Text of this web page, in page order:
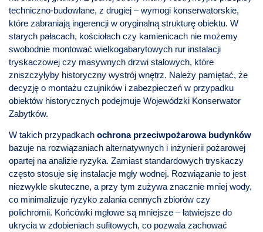
techniczno-budowlane, z drugiej – wymogi konserwatorskie,
które zabraniają ingerencji w oryginalną strukturę obiektu. W
starych pałacach, kościołach czy kamienicach nie możemy
swobodnie montować wielkogabarytowych rur instalacji
tryskaczowej czy masywnych drzwi stalowych, które
zniszczyłyby historyczny wystrój wnętrz. Należy pamiętać, że
decyzję o montażu czujników i zabezpieczeń w przypadku
obiektów historycznych podejmuje Wojewódzki Konserwator
Zabytków.
W takich przypadkach ochrona przeciwpożarowa budynków
bazuje na rozwiązaniach alternatywnych i inżynierii pożarowej
opartej na analizie ryzyka. Zamiast standardowych tryskaczy
często stosuje się instalacje mgły wodnej. Rozwiązanie to jest
niezwykle skuteczne, a przy tym zużywa znacznie mniej wody,
co minimalizuje ryzyko zalania cennych zbiorów czy
polichromii. Końcówki mgłowe są mniejsze – łatwiejsze do
ukrycia w zdobieniach sufitowych, co pozwala zachować